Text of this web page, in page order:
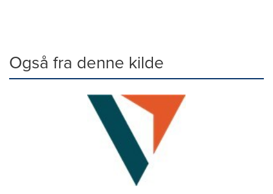
Også fra denne kilde